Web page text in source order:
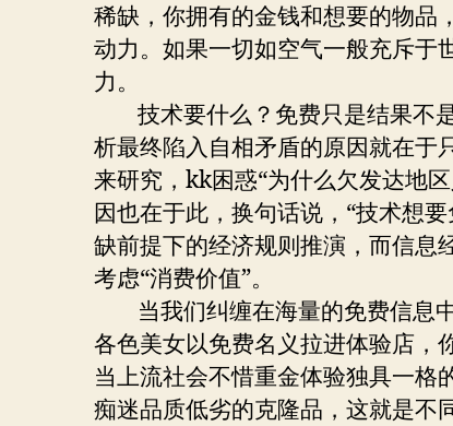
稀缺，你拥有的金钱和想要的物品
动力。如果一切如空气一般充斥于
力。
技术要什么？免费只是结果不
析最终陷入自相矛盾的原因就在于
来研究，kk困惑“为什么欠发达地
因也在于此，换句话说，“技术想
缺前提下的经济规则推演，而信息
考虑“消费价值”。
当我们纠缠在海量的免费信息
各色美女以免费名义拉进体验店，
当上流社会不惜重金体验独具一格
痴迷品质低劣的克隆品，这就是不